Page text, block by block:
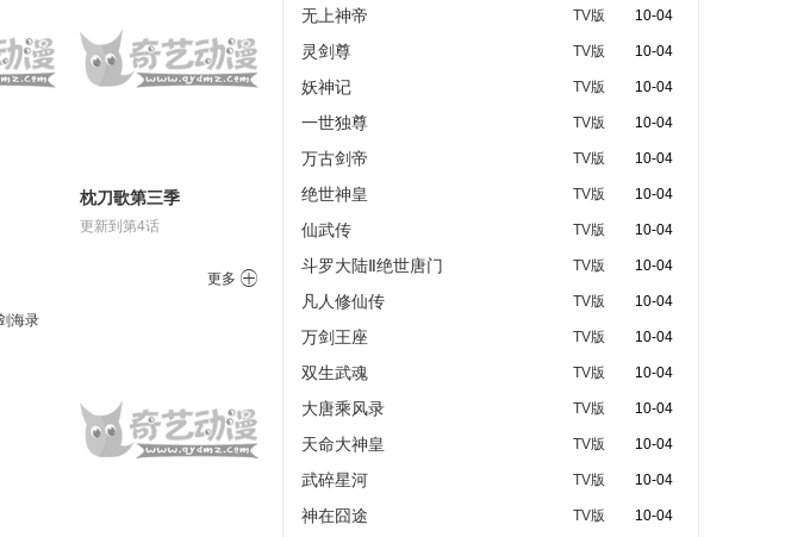
枕刀歌第三季
更新到第4话
更多 
10-04
无上神帝 TV版
10-04
灵剑尊 TV版
10-04
妖神记 TV版
10-04
一世独尊 TV版
10-04
万古剑帝 TV版
10-04
绝世神皇 TV版
10-04
仙武传 TV版
10-04
斗罗大陆Ⅱ绝世唐门 TV版
10-04
凡人修仙传 TV版
10-04
万剑王座 TV版
10-04
双生武魂 TV版
10-04
大唐乘风录 TV版
10-04
天命大神皇 TV版
10-04
武碎星河 TV版
10-04
神在囧途 TV版